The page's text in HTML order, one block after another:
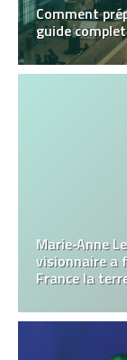
Comment
guide
Marie‑Anne
visionnaire a
France la